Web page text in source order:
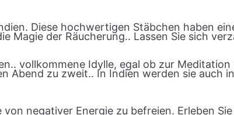
Diese hochwertigen Stäbchen haben
Magie der Räucherung.. Lassen Sie sich
vollkommene Idylle, egal ob zur
Abend zu zweit.. In Indien werden sie auch
negativer Energie zu befreien. Erleben